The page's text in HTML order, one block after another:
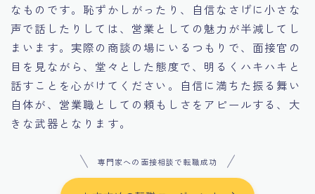
なものです。恥ずかしがったり、自信なさげに小さな
声で話したりしては、営業としての魅力が半減してし
まいます。実際の商談の場にいるつもりで、面接官の
目を見ながら、堂々とした態度で、明るくハキハキと
話すことを心がけてください。自信に満ちた振る舞い
自体が、営業職としての頼もしさをアピールする、大
きな武器となります。
専門家への面接相談で転職成功